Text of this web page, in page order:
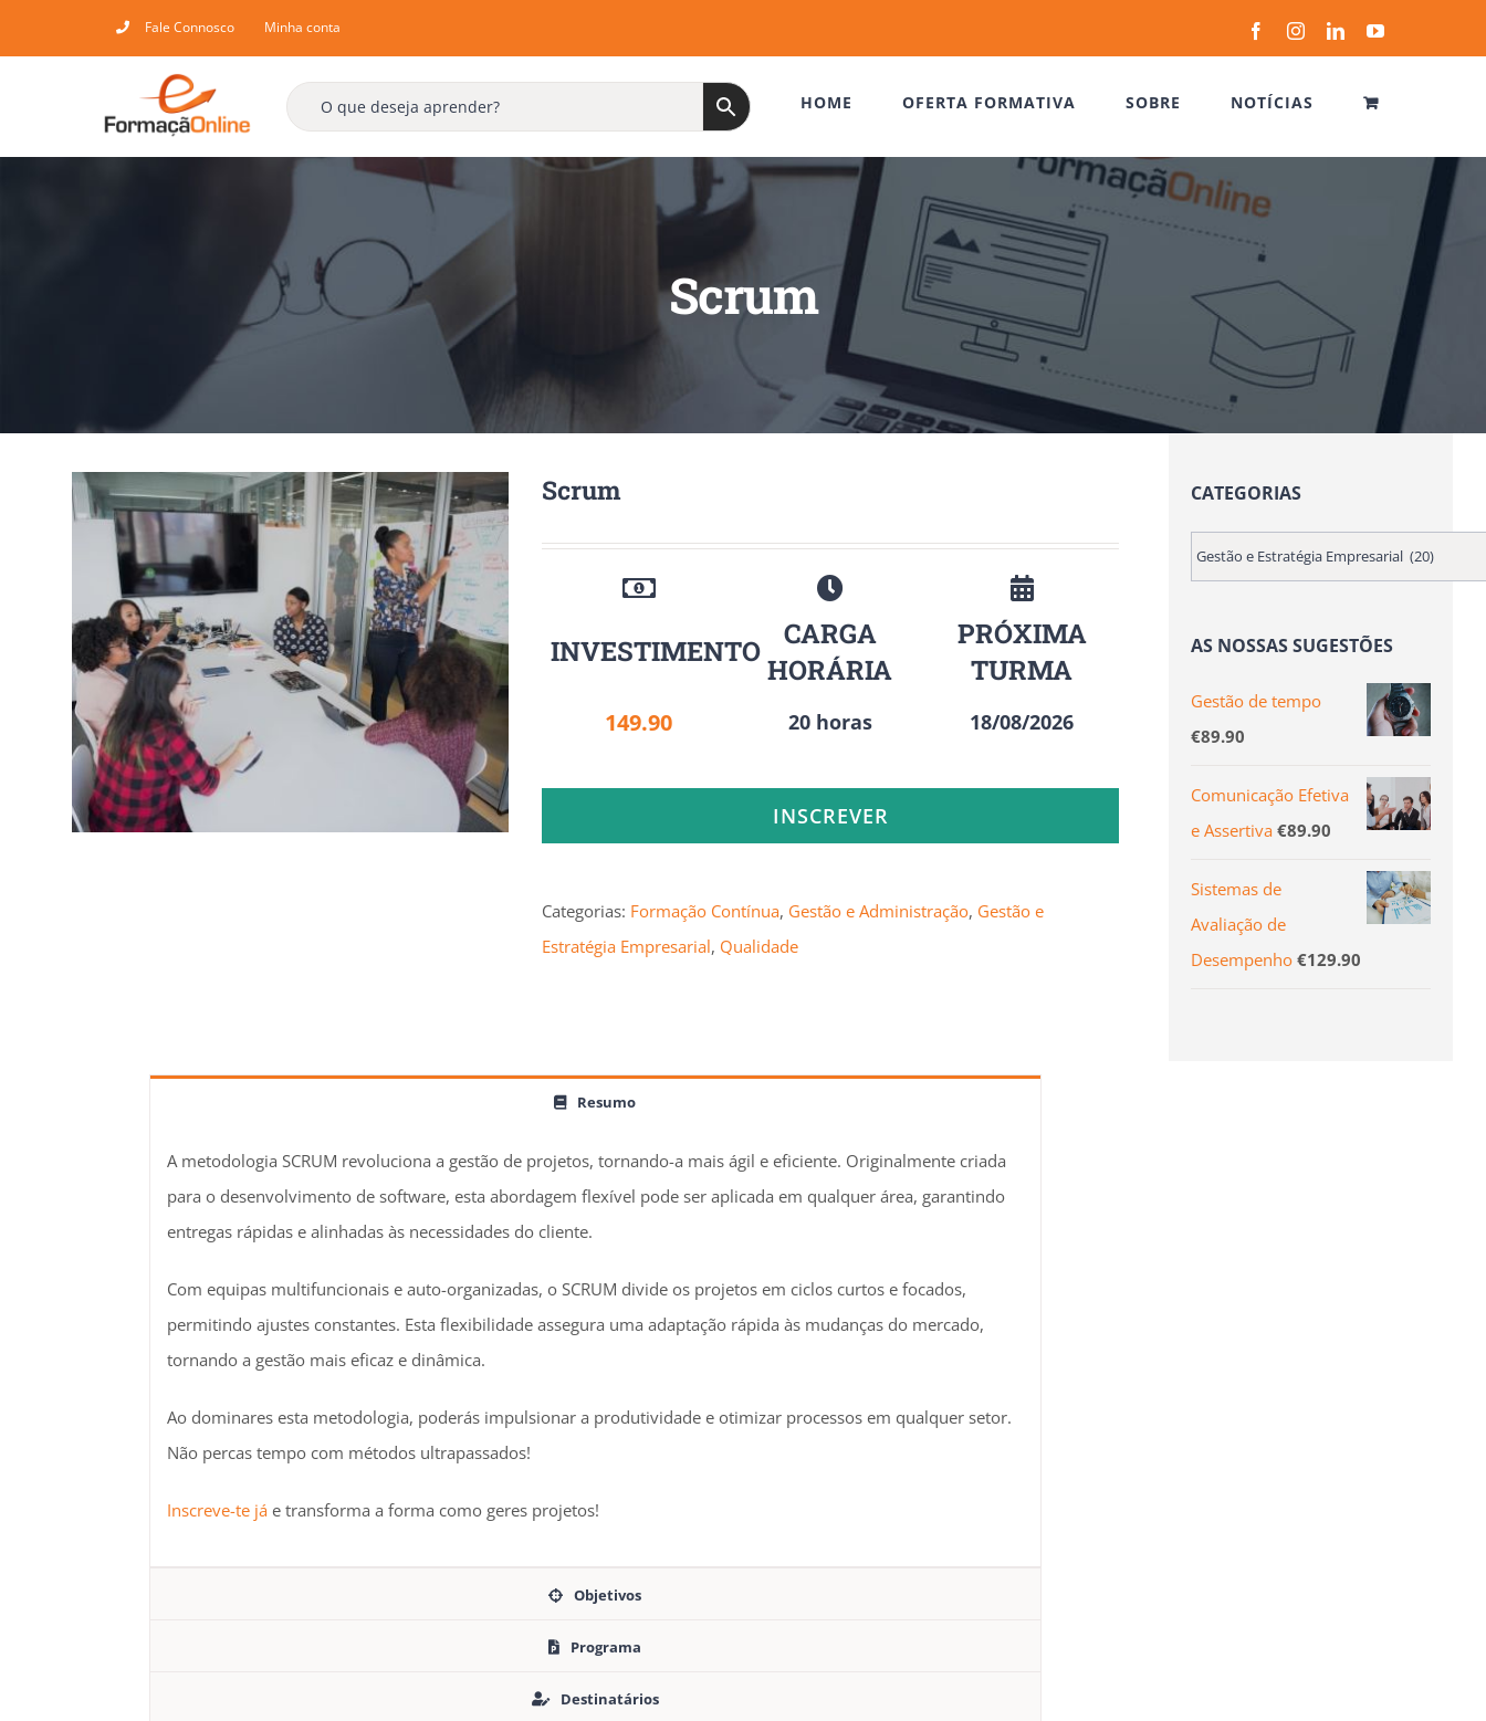
to
Fale Connosco Minha conta FacebookInstagramLinkedInYouTube
HOME OFERTA FORMATIVA SOBRE NOTÍCIAS
Scrum
Scrum
INVESTIMENTO
CARGA
HORÁRIA
PRÓXIMA
TURMA
149.90 20 horas 18/08/2026
INSCREVER
Categorias: Formação Contínua, Gestão e Administração, Gestão e
Estratégia Empresarial, Qualidade
Resumo
A metodologia SCRUM revoluciona a gestão de projetos, tornando-a mais ágil e eficiente. Originalmente criada
para o desenvolvimento de software, esta abordagem flexível pode ser aplicada em qualquer área, garantindo
entregas rápidas e alinhadas às necessidades do cliente.
Com equipas multifuncionais e auto-organizadas, o SCRUM divide os projetos em ciclos curtos e focados,
permitindo ajustes constantes. Esta flexibilidade assegura uma adaptação rápida às mudanças do mercado,
tornando a gestão mais eficaz e dinâmica.
Ao dominares esta metodologia, poderás impulsionar a produtividade e otimizar processos em qualquer setor.
Não percas tempo com métodos ultrapassados!
Inscreve-te jáe transforma a forma como geres projetos!
Objetivos
Programa
Destinatários
CATEGORIAS
AS NOSSAS SUGESTÕES
Gestão de tempo
€89.90
Comunicação Efetiva
e Assertiva €89.90
Sistemas de
Avaliação de
Desempenho €129.90